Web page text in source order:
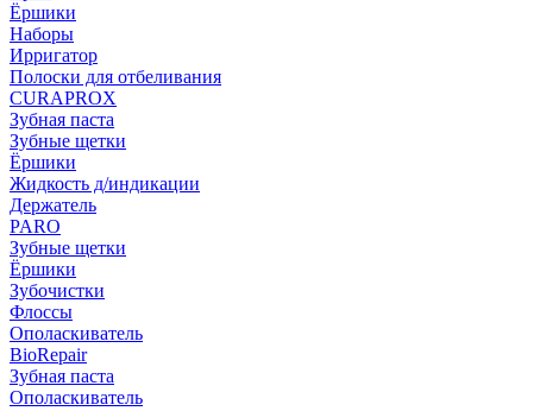
Ёршики
Наборы
Ирригатор
Полоски для отбеливания
CURAPROX
Зубная паста
Зубные щетки
Ёршики
Жидкость д/индикации
Держатель
PARO
Зубные щетки
Ёршики
Зубочистки
Флоссы
Ополаскиватель
BioRepair
Зубная паста
Ополаскиватель